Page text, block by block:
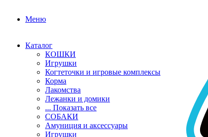
Меню
Каталог
КОШКИ
Игрушки
Когтеточки и игровые комплексы
Корма
Лакомства
Лежанки и домики
... Показать все
СОБАКИ
Амуниция и аксессуары
Игрушки